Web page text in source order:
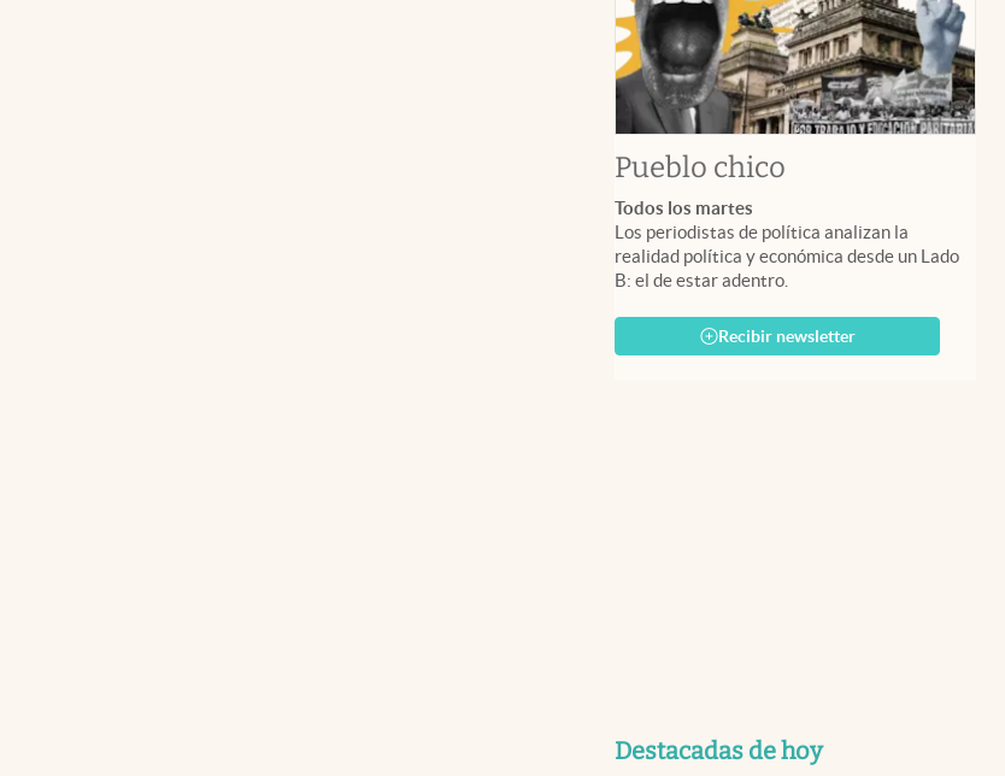
Pueblo chico
Todos los martes
Los periodistas de política analizan la
realidad política y económica desde un Lado
B: el de estar adentro.
Recibir newsletter
Destacadas de hoy